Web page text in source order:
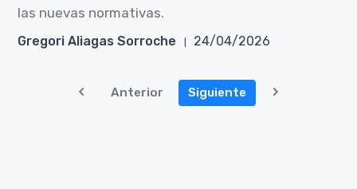
las nuevas normativas.
Gregori Aliagas Sorroche 24/04/2026
Anterior Siguiente